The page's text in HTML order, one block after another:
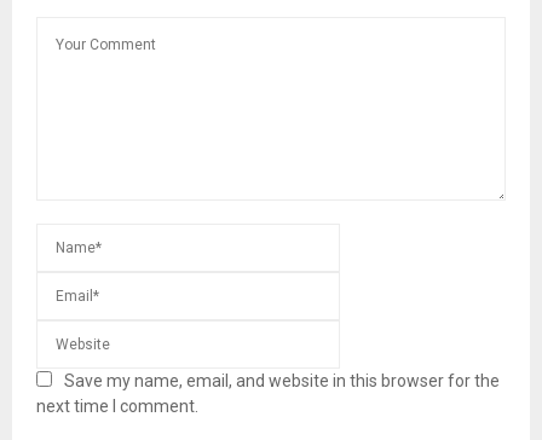
Save my name, email, and website in this browser for the
next time I comment.